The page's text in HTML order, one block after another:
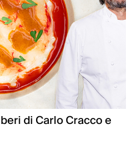
di Carlo Cracco e